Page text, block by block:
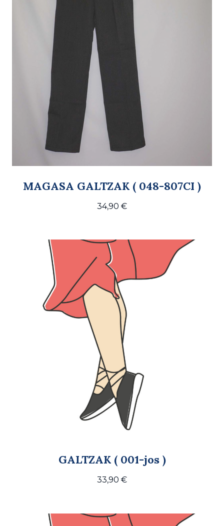
MAGASA GALTZAK ( 048-807CI )
34,90 €
GALTZAK ( 001-jos )
33,90 €